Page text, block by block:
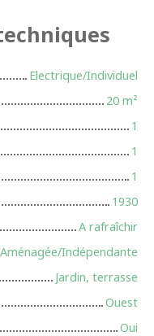
Electrique/Individuel
20 m²
1
1
1
1930
A rafraîchir
Aménagée/Indépendante
Jardin, terrasse
Ouest
Oui